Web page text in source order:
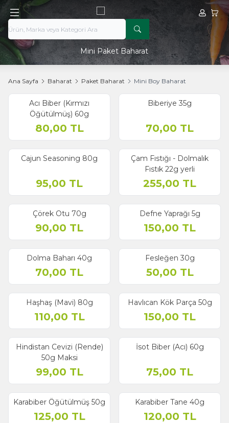
Hesabım
Mini Paket Baharat
Ana Sayfa Baharat Paket Baharat Mini Boy Baharat
Acı Biber (Kırmızı
Öğütülmüş) 60g
80,00 TL
Biberiye 35g
70,00 TL
Cajun Seasoning 80g
95,00 TL
Çam Fıstığı - Dolmalık
Fıstık 22g yerli
255,00 TL
Çörek Otu 70g
90,00 TL
Defne Yaprağı 5g
150,00 TL
Dolma Baharı 40g
70,00 TL
Fesleğen 30g
50,00 TL
Haşhaş (Mavi) 80g
110,00 TL
Havlıcan Kök Parça 50g
150,00 TL
Hindistan Cevizi (Rende)
50g Maksi
99,00 TL
İsot Biber (Acı) 60g
75,00 TL
Karabiber Öğütülmüş 50g
125,00 TL
Karabiber Tane 40g
120,00 TL